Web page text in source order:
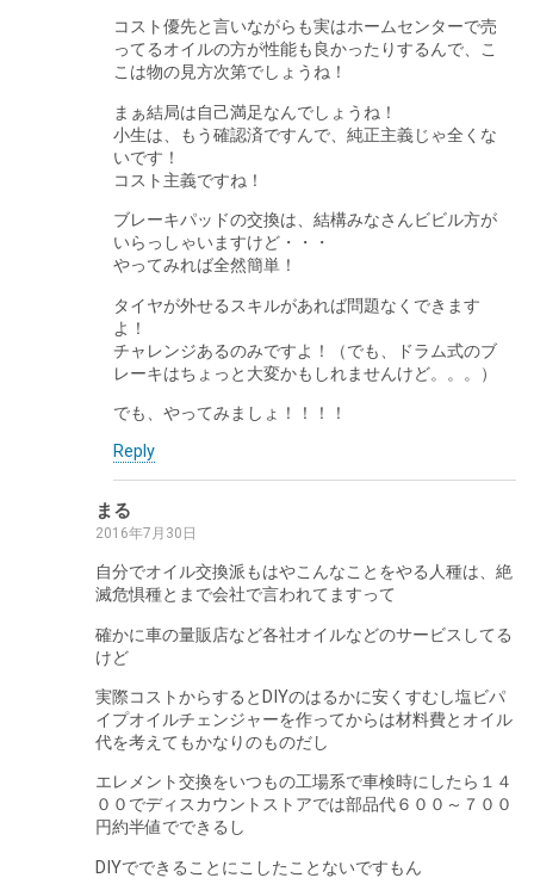
コスト優先と言いながらも実はホームセンターで売
ってるオイルの方が性能も良かったりするんで、こ
こは物の見方次第でしょうね！
まぁ結局は自己満足なんでしょうね！
小生は、もう確認済ですんで、純正主義じゃ全くな
いです！
コスト主義ですね！
ブレーキパッドの交換は、結構みなさんビビル方が
いらっしゃいますけど・・・
やってみれば全然簡単！
タイヤが外せるスキルがあれば問題なくできます
よ！
チャレンジあるのみですよ！（でも、ドラム式のブ
レーキはちょっと大変かもしれませんけど。。。）
でも、やってみましょ！！！！
Reply
まる
2016年7月30日
自分でオイル交換派もはやこんなことをやる人種は、絶
滅危惧種とまで会社で言われてますって
確かに車の量販店など各社オイルなどのサービスしてる
けど
実際コストからするとDIYのはるかに安くすむし塩ビパ
イプオイルチェンジャーを作ってからは材料費とオイル
代を考えてもかなりのものだし
エレメント交換をいつもの工場系で車検時にしたら１４
００でディスカウントストアでは部品代６００～７００
円約半値でできるし
DIYでできることにこしたことないですもん